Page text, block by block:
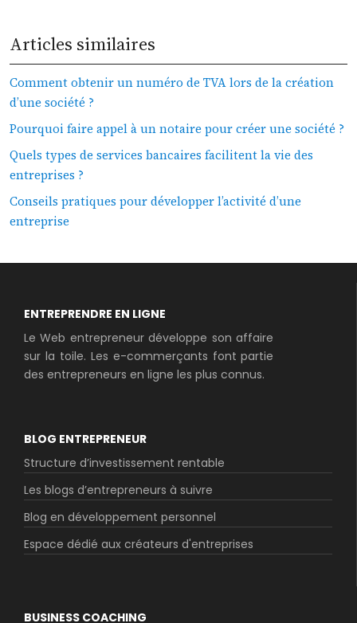
Articles similaires
Comment obtenir un numéro de TVA lors de la création
d’une société ?
Pourquoi faire appel à un notaire pour créer une société ?
Quels types de services bancaires facilitent la vie des
entreprises ?
Conseils pratiques pour développer l’activité d’une
entreprise
ENTREPRENDRE EN LIGNE
Le Web entrepreneur développe son affaire
sur la toile. Les e-commerçants font partie
des entrepreneurs en ligne les plus connus.
BLOG ENTREPRENEUR
Structure d’investissement rentable
Les blogs d’entrepreneurs à suivre
Blog en développement personnel
Espace dédié aux créateurs d'entreprises
BUSINESS COACHING